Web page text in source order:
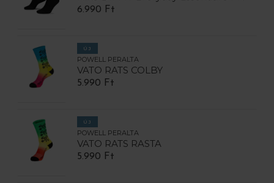
6.990 Ft
ÚJ
POWELL PERALTA
VATO RATS COLBY
5.990 Ft
ÚJ
POWELL PERALTA
VATO RATS RASTA
5.990 Ft